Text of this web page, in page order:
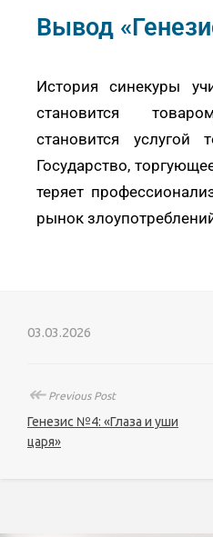
Вывод
История синекуры
становится
становится услугой
Государство,
теряет
рынок
03.03.2026
↞Previous Post
Генезис №4: «Глаза и уши
царя»